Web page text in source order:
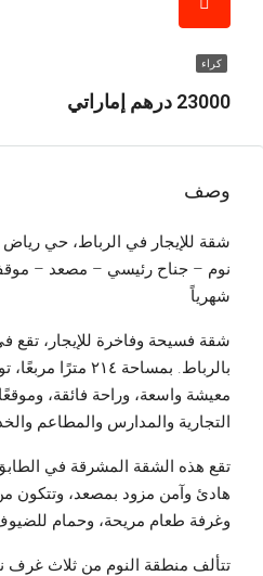
كراء
23000 درهم إماراتي
وصف
شهرياً
شقة فسيحة وفاخرة للإيجار،
بالرباط. بمساحة
معيشة واسعة، وراحة فائقة،
التجارية والمدارس والمطاعم
تقع هذه الشقة المشرقة في
هادئ وآمن مزود بمصعد، وتتكون
وغرفة طعام مريحة، وحمام
تتألف منطقة النوم من ثلاث غرف